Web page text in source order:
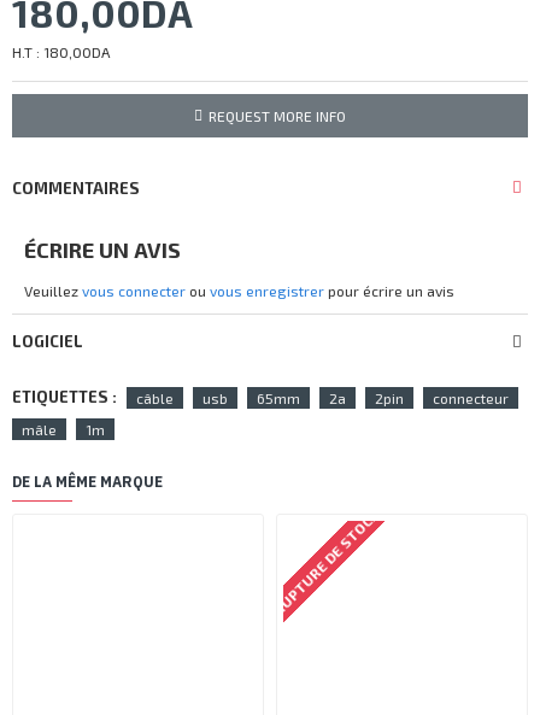
180,00DA
H.T : 180,00DA
REQUEST MORE INFO
COMMENTAIRES
ÉCRIRE UN AVIS
Veuillez vous connecter ou vous enregistrer pour écrire un avis
LOGICIEL
ETIQUETTES : câble usb 65mm 2a 2pin
connecteur
mâle
1m
DE LA MÊME MARQUE
RUPTURE DE STOCK